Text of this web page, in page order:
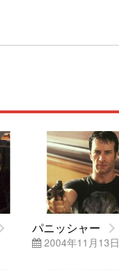
パニッシャー
2004年11月13日